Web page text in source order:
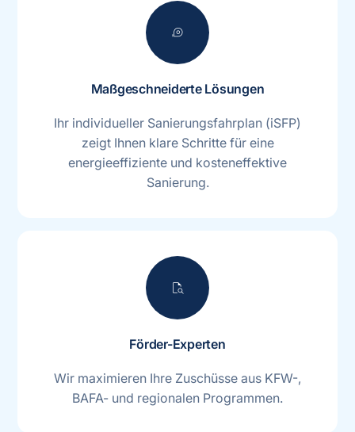
measuring_tape
Maßgeschneiderte Lösungen
Ihr individueller Sanierungsfahrplan (iSFP)
zeigt Ihnen klare Schritte für eine
energieeffiziente und kosteneffektive
Sanierung.
document_search
Förder-Experten
Wir maximieren Ihre Zuschüsse aus KFW-,
BAFA- und regionalen Programmen.